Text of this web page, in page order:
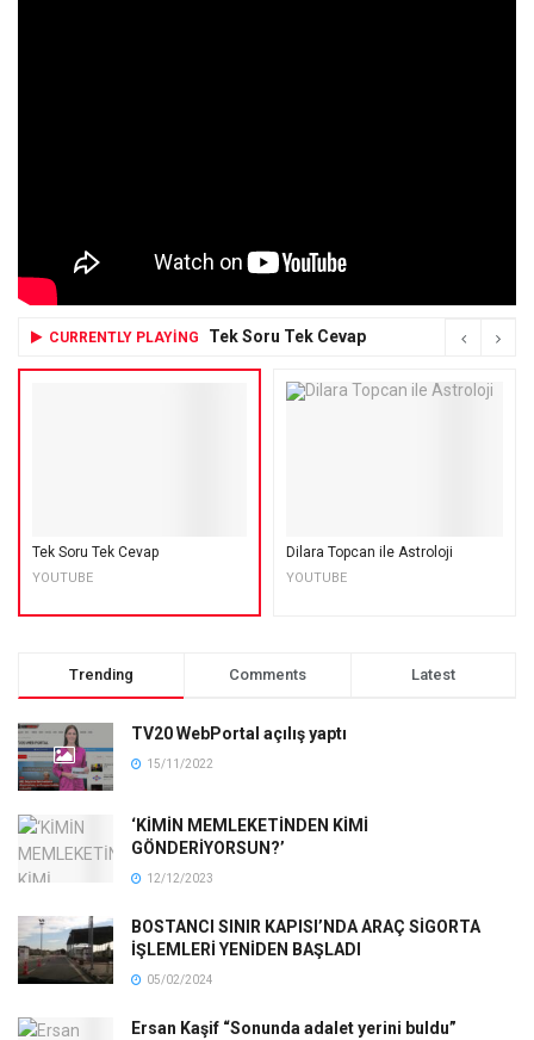
CURRENTLY PLAYING Tek Soru Tek Cevap
Tek Soru Tek Cevap
YOUTUBE
Dilara Topcan ile Astroloji
YOUTUBE
Trending Comments Latest
TV20 WebPortal açılış yaptı
15/11/2022
‘KİMİN MEMLEKETİNDEN KİMİ
GÖNDERİYORSUN?’
12/12/2023
BOSTANCI SINIR KAPISI’NDA ARAÇ SİGORTA
İŞLEMLERİ YENİDEN BAŞLADI
05/02/2024
Ersan Kaşif “Sonunda adalet yerini buldu”